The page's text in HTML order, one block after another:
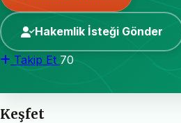
Hakemlik İsteği Gönder
Takip Et 70
Keşfet